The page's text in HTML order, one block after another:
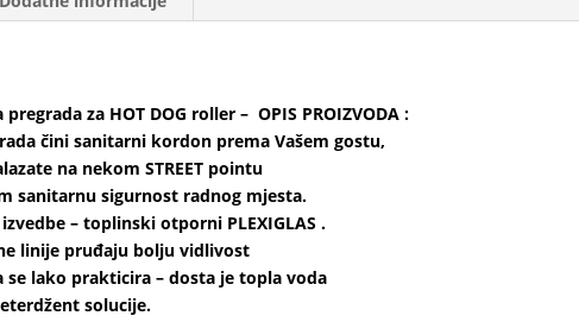
pregrada za HOT DOG roller – OPIS PROIZVODA :
čini sanitarni kordon prema Vašem gostu,
na nekom STREET pointu
sanitarnu sigurnost radnog mjesta.
– toplinski otporni PLEXIGLAS .
linije pruđaju bolju vidlivost
se lako prakticira – dosta je topla voda
solucije.